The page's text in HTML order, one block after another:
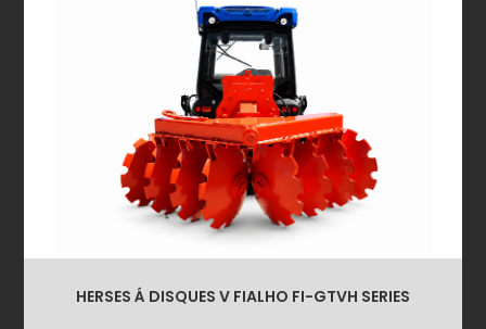
HERSES Á DISQUES V FIALHO FI-GTVH SERIES